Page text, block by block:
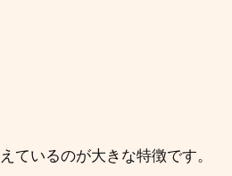
ているのが大きな特徴です。